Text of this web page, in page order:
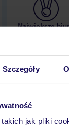
Szczegóły
jak pliki
Największe